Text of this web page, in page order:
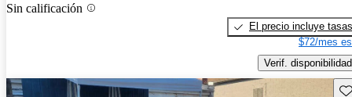
Sin calificación
El precio incluye tasas
$72/mes
Verif. disponibilidad